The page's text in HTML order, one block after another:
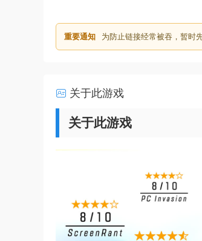
重要通知 为防止链接经常被吞，暂时
关于此游戏
关于此游戏